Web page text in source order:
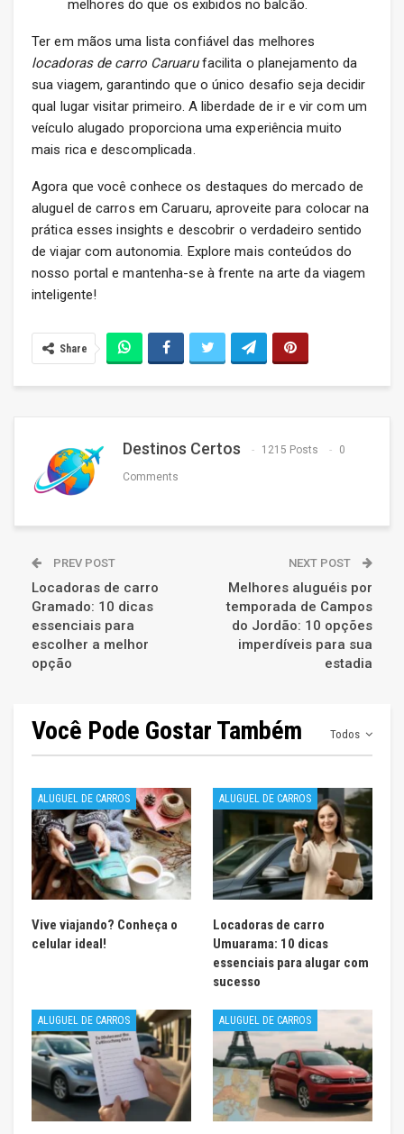
melhores do que os exibidos no balcão.
Ter em mãos uma lista confiável das melhores
locadoras de carro Caruarufacilita o planejamento da
sua viagem, garantindo que o único desafio seja decidir
qual lugar visitar primeiro. A liberdade de ir e vir com um
veículo alugado proporciona uma experiência muito
mais rica e descomplicada.
Agora que você conhece os destaques do mercado de
aluguel de carros em Caruaru, aproveite para colocar na
prática esses insights e descobrir o verdadeiro sentido
de viajar com autonomia. Explore mais conteúdos do
nosso portal e mantenha-se à frente na arte da viagem
inteligente!
Share
Destinos Certos 1215 Posts 0
Comments
PREV POST
Locadoras de carro
Gramado: 10 dicas
essenciais para
escolher a melhor
opção
NEXT POST
Melhores aluguéis por
temporada de Campos
do Jordão: 10 opções
imperdíveis para sua
estadia
Todos
Você Pode Gostar Também
ALUGUEL DE CARROS
Vive viajando? Conheça o
celular ideal!
ALUGUEL DE CARROS
Locadoras de carro
Umuarama: 10 dicas
essenciais para alugar com
sucesso
ALUGUEL DE CARROS ALUGUEL DE CARROS